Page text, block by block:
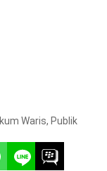
Waris, Publik